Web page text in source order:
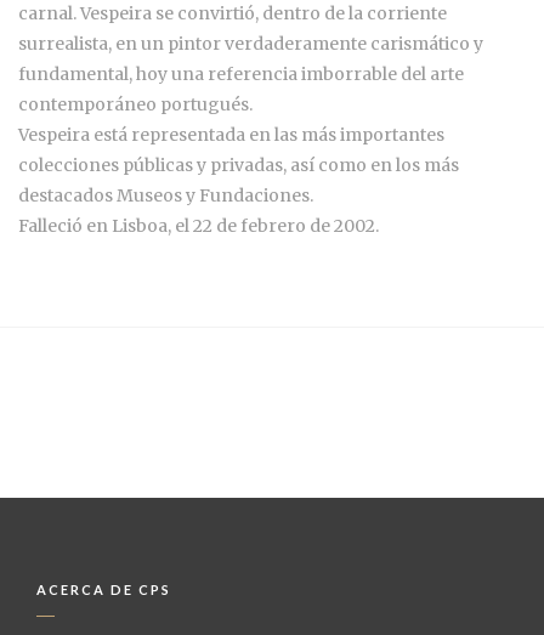
carnal. Vespeira se convirtió, dentro de la corriente
surrealista, en un pintor verdaderamente carismático y
fundamental, hoy una referencia imborrable del arte
contemporáneo portugués.
Vespeira está representada en las más importantes
colecciones públicas y privadas, así como en los más
destacados Museos y Fundaciones.
Falleció en Lisboa, el 22 de febrero de 2002.
ACERCA DE CPS